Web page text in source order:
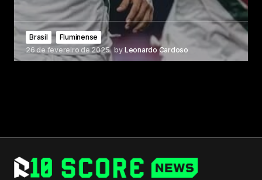
Brasil
Fluminense
26 de fevereiro de 2025 by Leonardo Cardoso